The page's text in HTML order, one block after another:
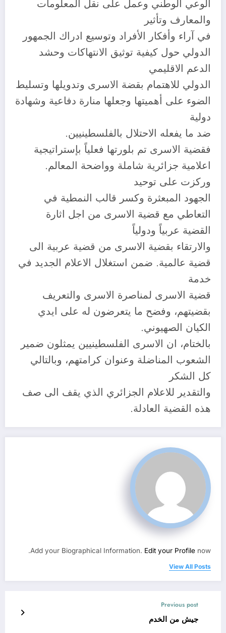
الوعي الوطني وعمل على نقل المعلومات
والمعارف وتأثير
في آراء وأفكار الأفراد وتوسيع ادراك الجمهور
الدولي حول كيفية توثيق الانتهاكات وحشد
الدعم الاقليمي
الدولي للاهتمام بقضة الاسرى وتدويلها وتسليط
الضوء على أهميتها وجعلها منارة دفاعية وشهادة
دولية
ضد ما يفعله الاحتلال بالفلسطينيين.
فقضية الاسرى تم بلورتها فعلياً بإستراتيجية
اعلامية جزائرية شاملة وواضحة المعالم.
وركزت على توحيد
الجهود المبعثرة وكسر قالب النمطية في
التعاطي مع قضية الاسرى من اجل اثارة
القضية عربياً ودولياً
والارتقاء بقضية الاسرى من قضية عربية الى
قضية عالمية. ضمن استغلال الاعلام الجديد في
خدمة
قضية الاسرى لمناصرة الاسرى والتعريف
بقضيتهم، وفضح ما يتعرضون له على ايدي
الكيان الصهيوني.
بالختام، ان الاسرى الفلسطينيين يمثلون ضمير
الشعوب المناضلة وعنوان كرامتهم، وبالتالي
كل الشكر
والتقدير للاعلام الجزائري الذي يقف الى صف
هذه القضية العادلة.
Add your Biographical Information. Edit your Profile now.
View All Posts
Previous post
جيش من الخدم